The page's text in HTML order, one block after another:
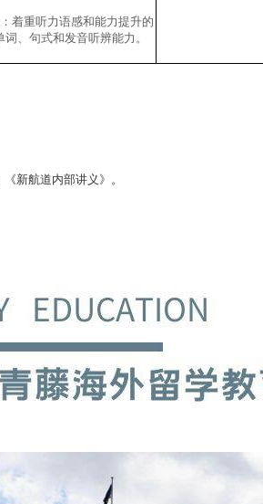
着重听力语感和能力提升的
、句式和发音听辨能力。
《新航道内部讲义》。